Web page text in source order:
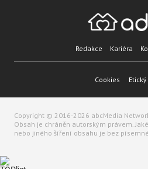
Redakce Kariéra
Cookies
Copyright © 2016-2026 abcMedia
Obsah je chráněn autorským právem.
nebo jiného šíření obsahu je bez